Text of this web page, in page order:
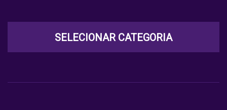
SELECIONAR CATEGORIA